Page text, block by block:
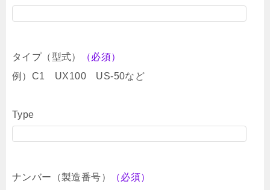
タイプ（型式）
（必須）
例）C1 UX100 US-50など
Type
ナンバー（製造番号）
（必須）